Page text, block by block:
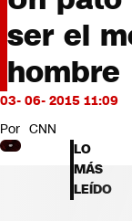
Programas
Cultura
Servicios
Bits
CNN tiempo
Futuro 360
Opinión
ser el
hombre
03- 06- 2015 11:09
Por CNN
LO
MÁS
LEÍDO